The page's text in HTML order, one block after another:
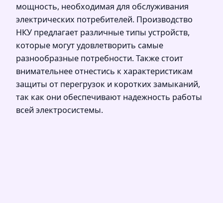
мощность, необходимая для обслуживания
электрических потребителей. Производство
НКУ предлагает различные типы устройств,
которые могут удовлетворить самые
разнообразные потребности. Также стоит
внимательнее отнестись к характеристикам
защиты от перегрузок и коротких замыканий,
так как они обеспечивают надежность работы
всей электросистемы.